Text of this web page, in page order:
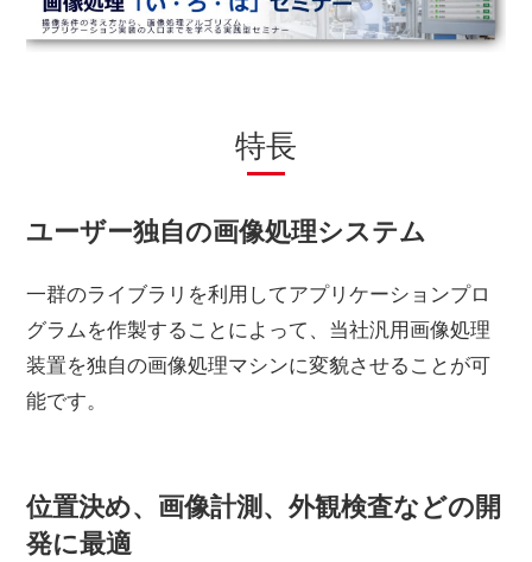
特長
ユーザー独自の画像処理システム
一群のライブラリを利用してアプリケーションプロ
グラムを作製することによって、当社汎用画像処理
装置を独自の画像処理マシンに変貌させることが可
能です。
位置決め、画像計測、外観検査などの開
発に最適